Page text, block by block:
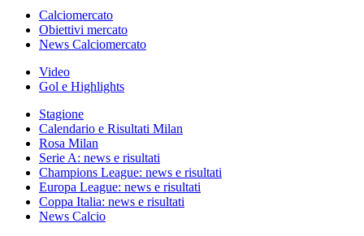
Calciomercato
Obiettivi mercato
News Calciomercato
Video
Gol e Highlights
Stagione
Calendario e Risultati Milan
Rosa Milan
Serie A: news e risultati
Champions League: news e risultati
Europa League: news e risultati
Coppa Italia: news e risultati
News Calcio